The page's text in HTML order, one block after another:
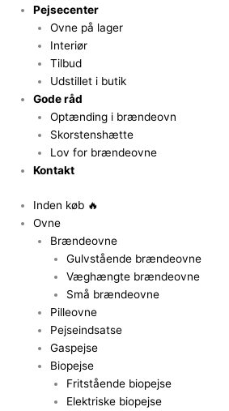
Pejsecenter
Ovne på lager
Interiør
Tilbud
Udstillet i butik
Gode råd
Optænding i brændeovn
Skorstenshætte
Lov for brændeovne
Kontakt
Inden køb 🔥
Ovne
Brændeovne
Gulvstående brændeovne
Væghængte brændeovne
Små brændeovne
Pilleovne
Pejseindsatse
Gaspejse
Biopejse
Fritstående biopejse
Elektriske biopejse